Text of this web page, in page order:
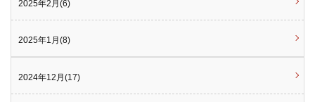
2025年2月(6)
2025年1月(8)
2024年12月(17)